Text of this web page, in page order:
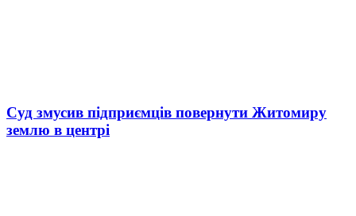
Суд змусив підприємців повернути Житомиру
землю в центрі